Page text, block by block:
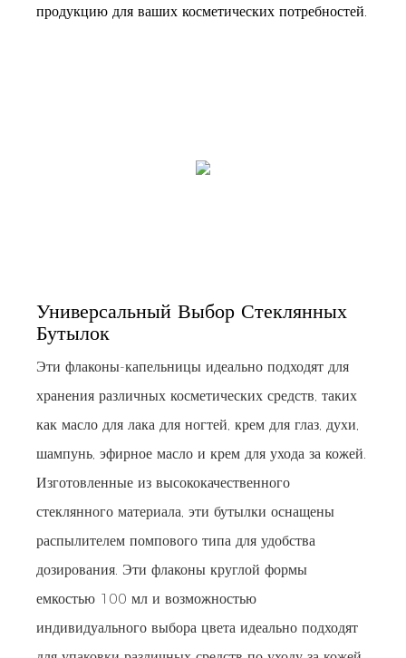
продукцию для ваших косметических потребностей.
Универсальный Выбор Стеклянных
Бутылок
Эти флаконы-капельницы идеально подходят для
хранения различных косметических средств, таких
как масло для лака для ногтей, крем для глаз, духи,
шампунь, эфирное масло и крем для ухода за кожей.
Изготовленные из высококачественного
стеклянного материала, эти бутылки оснащены
распылителем помпового типа для удобства
дозирования. Эти флаконы круглой формы
емкостью 100 мл и возможностью
индивидуального выбора цвета идеально подходят